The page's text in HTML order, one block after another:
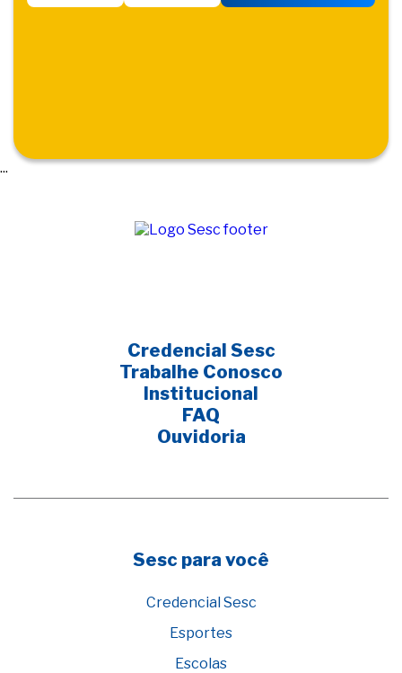
...
Credencial Sesc
Trabalhe Conosco
Institucional
FAQ
Ouvidoria
Sesc para você
Credencial Sesc
Esportes
Escolas